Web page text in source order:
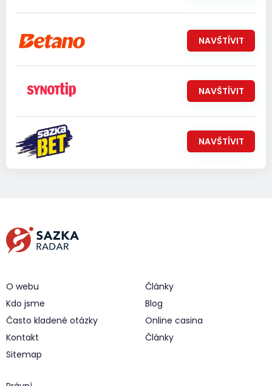
NAVŠTÍVIT
NAVŠTÍVIT
NAVŠTÍVIT
O webu
Kdo jsme
Často kladené otázky
Kontakt
Sitemap
Články
Blog
Online casina
Články